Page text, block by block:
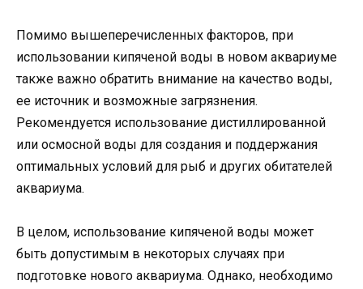
Помимо вышеперечисленных факторов, при
использовании кипяченой воды в новом аквариуме
также важно обратить внимание на качество воды,
ее источник и возможные загрязнения.
Рекомендуется использование дистиллированной
или осмосной воды для создания и поддержания
оптимальных условий для рыб и других обитателей
аквариума.
В целом, использование кипяченой воды может
быть допустимым в некоторых случаях при
подготовке нового аквариума. Однако, необходимо